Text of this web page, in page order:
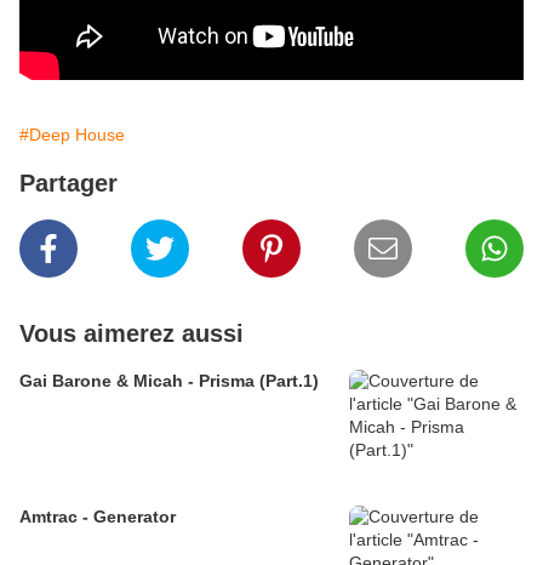
#Deep House
Partager
Vous aimerez aussi
Gai Barone & Micah - Prisma (Part.1)
Amtrac - Generator